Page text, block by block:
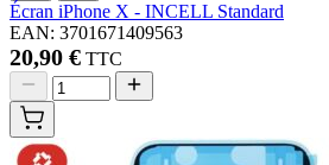
Écran iPhone X - INCELL Standard
EAN: 3701671409563
20,90 € TTC